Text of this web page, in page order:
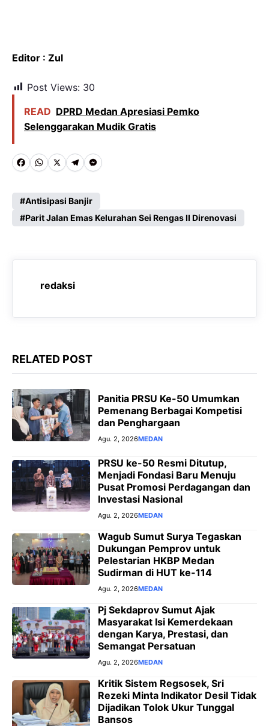
Editor : Zul
Post Views: 30
READ DPRD Medan Apresiasi Pemko
Selenggarakan Mudik Gratis
F
c
e
o
W
a
t
A
p
X T
l
e
r
a
M
s
s
n
r
Antisipasi Banjir
Parit Jalan Emas Kelurahan Sei Rengas II Direnovasi
redaksi
RELATED POST
Panitia PRSU Ke-50 Umumkan
Pemenang Berbagai Kompetisi
dan Penghargaan
Agu. 2, 2026MEDAN
PRSU ke-50 Resmi Ditutup,
Menjadi Fondasi Baru Menuju
Pusat Promosi Perdagangan dan
Investasi Nasional
Agu. 2, 2026MEDAN
Wagub Sumut Surya Tegaskan
Dukungan Pemprov untuk
Pelestarian HKBP Medan
Sudirman di HUT ke-114
Agu. 2, 2026MEDAN
Pj Sekdaprov Sumut Ajak
Masyarakat Isi Kemerdekaan
dengan Karya, Prestasi, dan
Semangat Persatuan
Agu. 2, 2026MEDAN
Kritik Sistem Regsosek, Sri
Rezeki Minta Indikator Desil Tidak
Dijadikan Tolok Ukur Tunggal
Bansos